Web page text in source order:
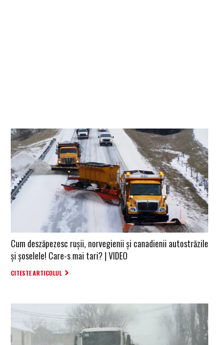
Cum deszăpezesc rușii, norvegienii și canadienii autostrăzile
și șoselele! Care-s mai tari? | VIDEO
CITESTE ARTICOLUL